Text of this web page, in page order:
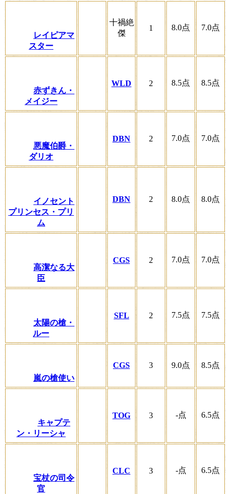
レイピアマ
スター
十禍絶
傑
1 8.0点 7.0点
赤ずきん・
メイジー
WLD 2 8.5点 8.5点
悪魔伯爵・
ダリオ
DBN 2 7.0点 7.0点
イノセント
プリンセス・プリ
ム
DBN 2 8.0点 8.0点
高潔なる大
臣
CGS 2 7.0点 7.0点
太陽の槍・
ルー
SFL 2 7.5点 7.5点
嵐の槍使い
CGS 3 9.0点 8.5点
キャプテ
ン・リーシャ
TOG 3 -点 6.5点
宝杖の司令
官
CLC 3 -点 6.5点